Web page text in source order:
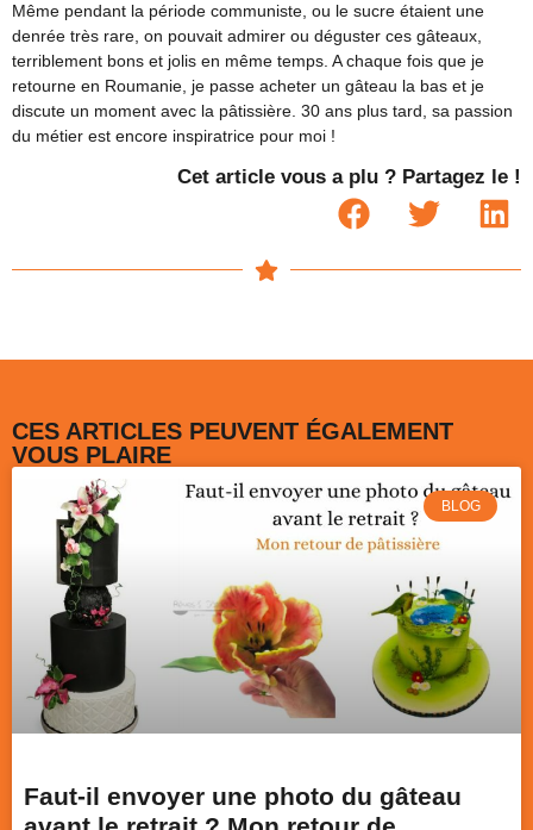
Même pendant la période communiste, ou le sucre étaient une
denrée très rare, on pouvait admirer ou déguster ces gâteaux,
terriblement bons et jolis en même temps. A chaque fois que je
retourne en Roumanie, je passe acheter un gâteau la bas et je
discute un moment avec la pâtissière. 30 ans plus tard, sa passion
du métier est encore inspiratrice pour moi !
Cet article vous a plu ? Partagez le !
CES ARTICLES PEUVENT ÉGALEMENT
VOUS PLAIRE
BLOG
Faut-il envoyer une photo du gâteau